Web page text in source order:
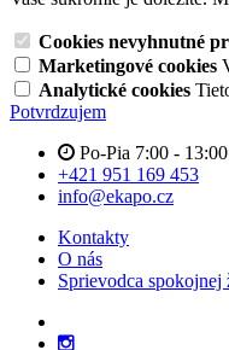
Cookies nevyhnutné
Marketingové cookies
Analytické cookies
Potvrdzujem
Po-Pia 7:00 -
+421 951 169 453
info@ekapo.cz
Kontakty
O nás
Sprievodca spokojnej